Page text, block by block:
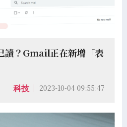
讀？Gmail正在新增「表
科技 2023-10-04 09:55:47